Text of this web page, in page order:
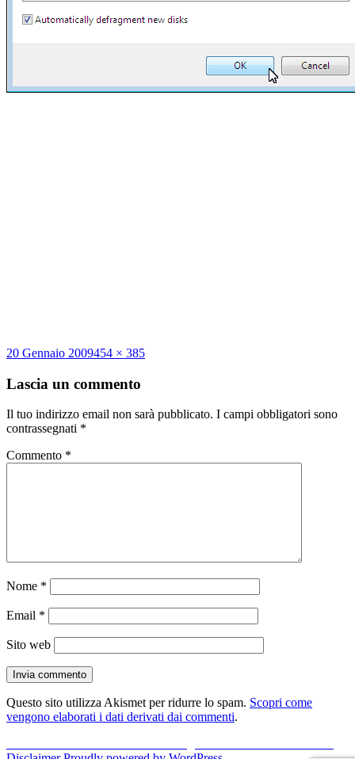
Scritto
20 Gennaio 2009Dimensione
454 × 385
Lascia un commento
Il tuo indirizzo email non sarà pubblicato. I campi obbligatori sono
contrassegnati *
Commento *
Nome *
Email *
Sito web
Questo sito utilizza Akismet per ridurre lo spam. Scopri come
vengono elaborati i dati derivati dai commenti.
Navigazione